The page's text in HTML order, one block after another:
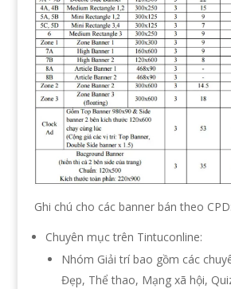
Ghi chú cho các banner bán theo CPD:
Chuyên mục trên Tintuconline:
Nhóm Giải trí bao gồm các
Đẹp, Thể thao, Mạng xã hội,